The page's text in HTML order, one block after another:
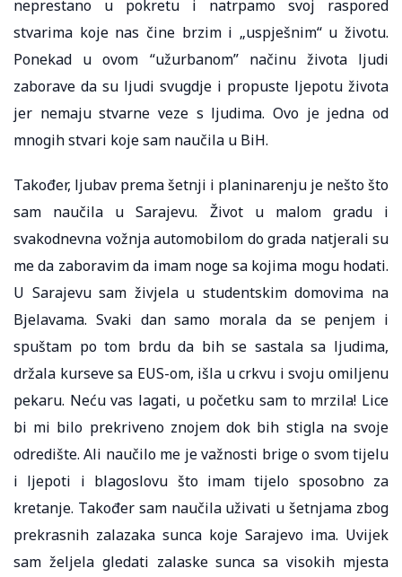
neprestano u pokretu i natrpamo svoj raspored
stvarima koje nas čine brzim i „uspješnim“ u životu.
Ponekad u ovom “užurbanom” načinu života ljudi
zaborave da su ljudi svugdje i propuste ljepotu života
jer nemaju stvarne veze s ljudima. Ovo je jedna od
mnogih stvari koje sam naučila u BiH.
Također, ljubav prema šetnji i planinarenju je nešto što
sam naučila u Sarajevu. Život u malom gradu i
svakodnevna vožnja automobilom do grada natjerali su
me da zaboravim da imam noge sa kojima mogu hodati.
U Sarajevu sam živjela u studentskim domovima na
Bjelavama. Svaki dan samo morala da se penjem i
spuštam po tom brdu da bih se sastala sa ljudima,
držala kurseve sa EUS-om, išla u crkvu i svoju omiljenu
pekaru. Neću vas lagati, u početku sam to mrzila! Lice
bi mi bilo prekriveno znojem dok bih stigla na svoje
odredište. Ali naučilo me je važnosti brige o svom tijelu
i ljepoti i blagoslovu što imam tijelo sposobno za
kretanje. Također sam naučila uživati ​​u šetnjama zbog
prekrasnih zalazaka sunca koje Sarajevo ima. Uvijek
sam željela gledati zalaske sunca sa visokih mjesta